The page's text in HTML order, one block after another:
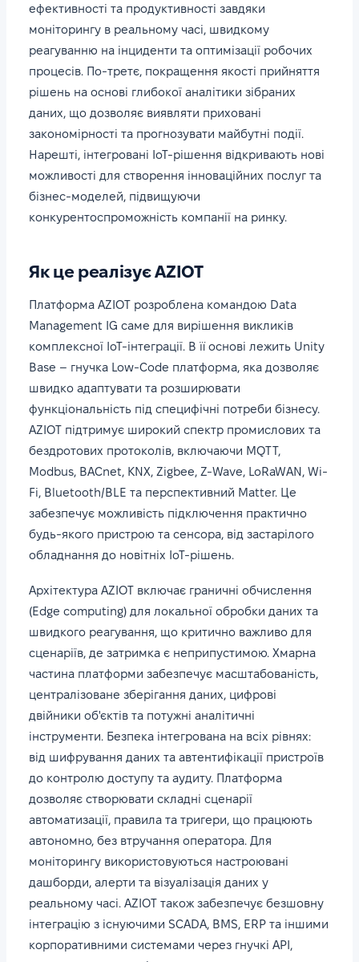
ефективності та продуктивності завдяки
моніторингу в реальному часі, швидкому
реагуванню на інциденти та оптимізації робочих
процесів. По-третє, покращення якості прийняття
рішень на основі глибокої аналітики зібраних
даних, що дозволяє виявляти приховані
закономірності та прогнозувати майбутні події.
Нарешті, інтегровані IoT-рішення відкривають нові
можливості для створення інноваційних послуг та
бізнес-моделей, підвищуючи
конкурентоспроможність компанії на ринку.
Як це реалізує AZIOT
Платформа AZIOT розроблена командою Data
Management IG саме для вирішення викликів
комплексної IoT-інтеграції. В її основі лежить Unity
Base – гнучка Low-Code платформа, яка дозволяє
швидко адаптувати та розширювати
функціональність під специфічні потреби бізнесу.
AZIOT підтримує широкий спектр промислових та
бездротових протоколів, включаючи MQTT,
Modbus, BACnet, KNX, Zigbee, Z-Wave, LoRaWAN, Wi-
Fi, Bluetooth/BLE та перспективний Matter. Це
забезпечує можливість підключення практично
будь-якого пристрою та сенсора, від застарілого
обладнання до новітніх IoT-рішень.
Архітектура AZIOT включає граничні обчислення
(Edge computing) для локальної обробки даних та
швидкого реагування, що критично важливо для
сценаріїв, де затримка є неприпустимою. Хмарна
частина платформи забезпечує масштабованість,
централізоване зберігання даних, цифрові
двійники об'єктів та потужні аналітичні
інструменти. Безпека інтегрована на всіх рівнях:
від шифрування даних та автентифікації пристроїв
до контролю доступу та аудиту. Платформа
дозволяє створювати складні сценарії
автоматизації, правила та тригери, що працюють
автономно, без втручання оператора. Для
моніторингу використовуються настроювані
дашборди, алерти та візуалізація даних у
реальному часі. AZIOT також забезпечує безшовну
інтеграцію з існуючими SCADA, BMS, ERP та іншими
корпоративними системами через гнучкі API,